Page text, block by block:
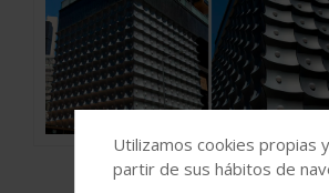
Utilizamos cookies propias
partir de sus hábitos de